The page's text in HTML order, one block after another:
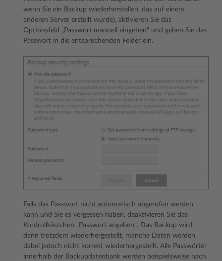
wenn Sie ein Backup wiederherstellen, das auf einem
anderen Server erstellt wurde), aktivieren Sie das
Optionsfeld „Passwort manuell eingeben“ und geben Sie das
Passwort in die entsprechenden Felder ein.
Falls das Passwort nicht automatisch abgerufen werden
kann und Sie es vergessen haben, deaktivieren Sie das
Kontrollkästchen „Passwort angeben“. Das Backup wird
dann trotzdem wiederhergestellt, manche Daten werden
dabei jedoch nicht korrekt wiederhergestellt. Alle Passwörter
innerhalb der Backupdatenbank werden beispielsweise nach